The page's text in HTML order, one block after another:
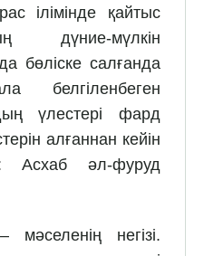
ілімінде қайтыс
дүние-мүлкін
бөліске салғанда
белгіленбеген
үлестері фард
алғаннан кейін
Асхаб әл-фуруд
негізі.